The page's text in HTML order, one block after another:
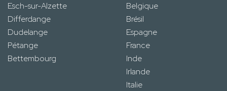
Esch-sur-Alzette
Differdange
Dudelange
Pétange
Bettembourg
Belgique
Brésil
Espagne
France
Inde
Irlande
Italie